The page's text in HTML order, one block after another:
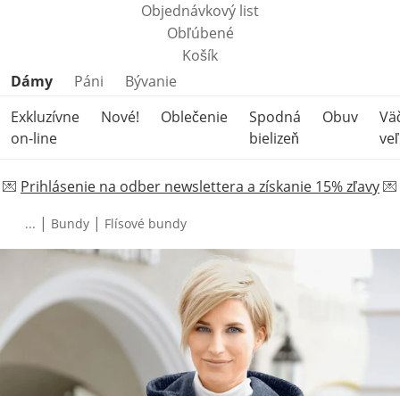
Objednávkový list
Obľúbené
Košík
Preskočiť kategórie produktov
Dámy Páni
Bývanie
Exkluzívne
on-line
Nové! Oblečenie
Spodná
bielizeň
Obuv
💌 Prihlásenie na odber newslettera a získanie 15% zľavy💌
... | Bundy | Flísové bundy